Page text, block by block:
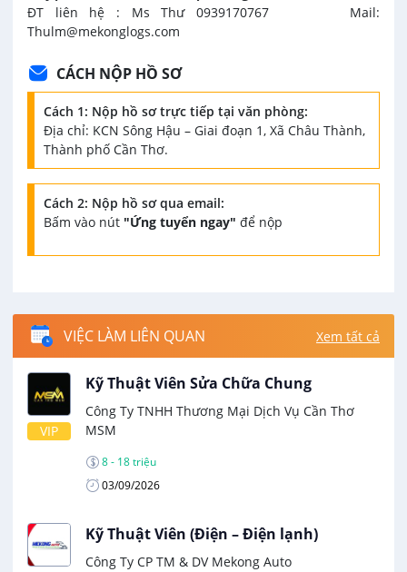
ĐT liên hệ : Ms Thư 0939170767 Mail:
Thulm@mekonglogs.com
CÁCH NỘP HỒ SƠ
Cách 1: Nộp hồ sơ trực tiếp tại văn phòng:
Địa chỉ: KCN Sông Hậu – Giai đoạn 1, Xã Châu Thành,
Thành phố Cần Thơ.
Cách 2: Nộp hồ sơ qua email:
Bấm vào nút "Ứng tuyển ngay" để nộp
VIỆC LÀM LIÊN QUAN Xem tất cả
VIP
Kỹ Thuật Viên Sửa Chữa Chung
Công Ty TNHH Thương Mại Dịch Vụ Cần Thơ
MSM
8 - 18 triệu
03/09/2026
Kỹ Thuật Viên (Điện – Điện lạnh)
Công Ty CP TM & DV Mekong Auto